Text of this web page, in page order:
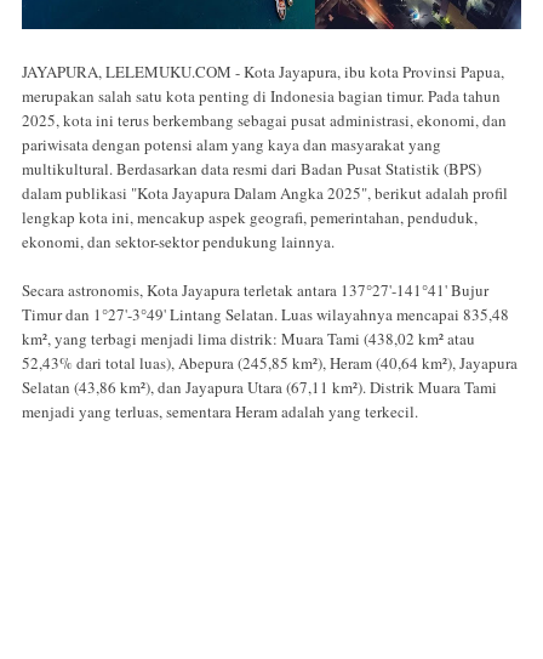
JAYAPURA, LELEMUKU.COM - Kota Jayapura, ibu kota Provinsi Papua,
merupakan salah satu kota penting di Indonesia bagian timur. Pada tahun
2025, kota ini terus berkembang sebagai pusat administrasi, ekonomi, dan
pariwisata dengan potensi alam yang kaya dan masyarakat yang
multikultural. Berdasarkan data resmi dari Badan Pusat Statistik (BPS)
dalam publikasi "Kota Jayapura Dalam Angka 2025", berikut adalah profil
lengkap kota ini, mencakup aspek geografi, pemerintahan, penduduk,
ekonomi, dan sektor-sektor pendukung lainnya.
Secara astronomis, Kota Jayapura terletak antara 137°27'-141°41' Bujur
Timur dan 1°27'-3°49' Lintang Selatan. Luas wilayahnya mencapai 835,48
km², yang terbagi menjadi lima distrik: Muara Tami (438,02 km² atau
52,43% dari total luas), Abepura (245,85 km²), Heram (40,64 km²), Jayapura
Selatan (43,86 km²), dan Jayapura Utara (67,11 km²). Distrik Muara Tami
menjadi yang terluas, sementara Heram adalah yang terkecil.